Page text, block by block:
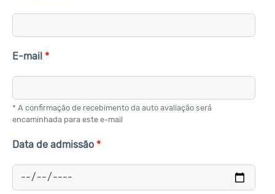
E-mail
* A confirmação de recebimento da auto avaliação será
encaminhada para este e-mail
Data de admissão